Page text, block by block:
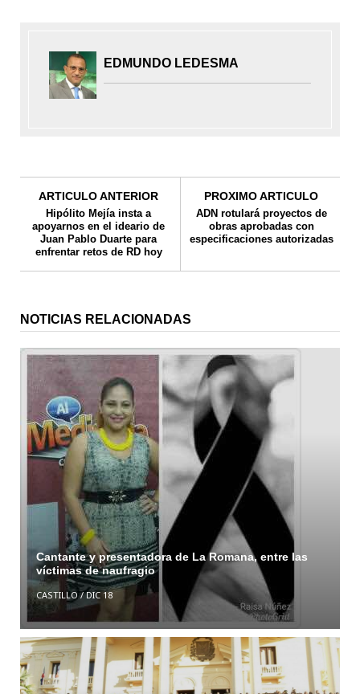
EDMUNDO LEDESMA
ARTICULO ANTERIOR
Hipólito Mejía insta a
apoyarnos en el ideario de
Juan Pablo Duarte para
enfrentar retos de RD hoy
PROXIMO ARTICULO
ADN rotulará proyectos de
obras aprobadas con
especificaciones autorizadas
NOTICIAS RELACIONADAS
Cantante y presentadora de La Romana, entre las
víctimas de naufragio
CASTILLO/DIC 18